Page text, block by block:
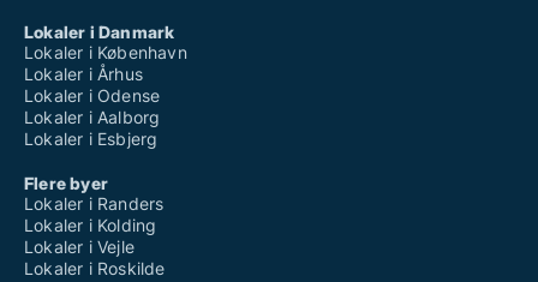
Lokaler i Danmark
Lokaler i København
Lokaler i Århus
Lokaler i Odense
Lokaler i Aalborg
Lokaler i Esbjerg
Flere byer
Lokaler i Randers
Lokaler i Kolding
Lokaler i Vejle
Lokaler i Roskilde